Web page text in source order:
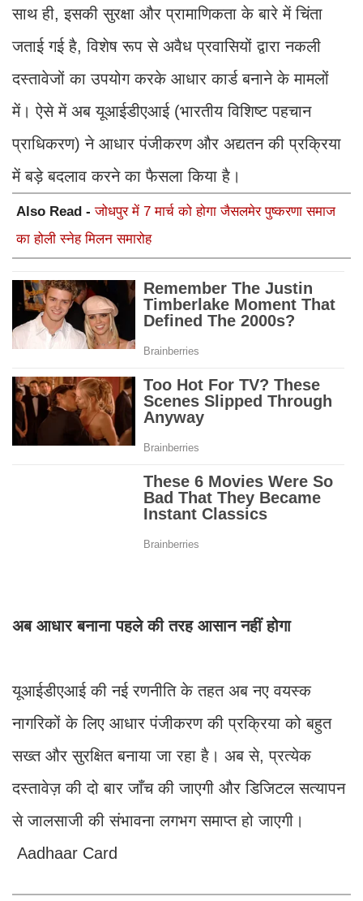
साथ ही, इसकी सुरक्षा और प्रामाणिकता के बारे में चिंता
जताई गई है, विशेष रूप से अवैध प्रवासियों द्वारा नकली
दस्तावेजों का उपयोग करके आधार कार्ड बनाने के मामलों
में। ऐसे में अब यूआईडीएआई (भारतीय विशिष्ट पहचान
प्राधिकरण) ने आधार पंजीकरण और अद्यतन की प्रक्रिया
में बड़े बदलाव करने का फैसला किया है।
Also Read -जोधपुर में 7 मार्च को होगा जैसलमेर पुष्करणा समाज
का होली स्नेह मिलन समारोह
अब आधार बनाना पहले की तरह आसान नहीं होगा
यूआईडीएआई की नई रणनीति के तहत अब नए वयस्क
नागरिकों के लिए आधार पंजीकरण की प्रक्रिया को बहुत
सख्त और सुरक्षित बनाया जा रहा है। अब से, प्रत्येक
दस्तावेज़ की दो बार जाँच की जाएगी और डिजिटल सत्यापन
से जालसाजी की संभावना लगभग समाप्त हो जाएगी।
Aadhaar Card